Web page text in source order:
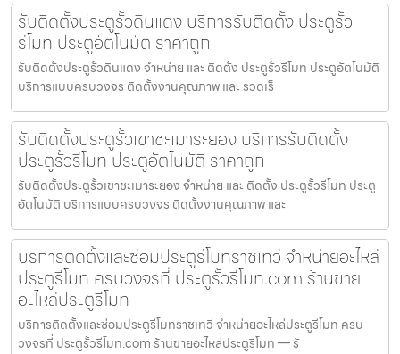
รับติดตั้งประตูรั้วดินแดง บริการรับติดตั้ง ประตูรั้ว
รีโมท ประตูอัตโนมัติ ราคาถูก
รับติดตั้งประตูรั้วดินแดง จำหน่าย และ ติดตั้ง ประตูรั้วรีโมท ประตูอัตโนมัติ
บริการแบบครบวงจร ติดตั้งงานคุณภาพ และ รวดเร็
รับติดตั้งประตูรั้วเขาชะเมาระยอง บริการรับติดตั้ง
ประตูรั้วรีโมท ประตูอัตโนมัติ ราคาถูก
รับติดตั้งประตูรั้วเขาชะเมาระยอง จำหน่าย และ ติดตั้ง ประตูรั้วรีโมท ประตู
อัตโนมัติ บริการแบบครบวงจร ติดตั้งงานคุณภาพ และ
บริการติดตั้งและซ่อมประตูรีโมทราชเทวี จำหน่ายอะไหล่
ประตูรีโมท ครบวงจรที่ ประตูรั้วรีโมท.com ร้านขาย
อะไหล่ประตูรีโมท
บริการติดตั้งและซ่อมประตูรีโมทราชเทวี จำหน่ายอะไหล่ประตูรีโมท ครบ
วงจรที่ ประตูรั้วรีโมท.com ร้านขายอะไหล่ประตูรีโมท — รั